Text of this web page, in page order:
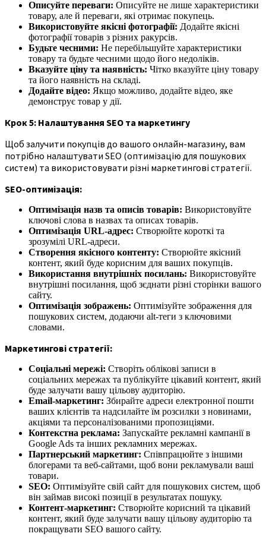
Описуйте переваги: Описуйте не лише характеристики
товару, але й переваги, які отримає покупець.
Використовуйте якісні фотографії: Додайте якісні
фотографії товарів з різних ракурсів.
Будьте чесними: Не перебільшуйте характеристики
товару та будьте чесними щодо його недоліків.
Вказуйте ціну та наявність: Чітко вказуйте ціну товару
та його наявність на складі.
Додайте відео: Якщо можливо, додайте відео, яке
демонструє товар у дії.
Крок 5: Налаштування SEO та маркетингу
Щоб залучити покупців до вашого онлайн-магазину, вам
потрібно налаштувати SEO (оптимізацію для пошукових
систем) та використовувати різні маркетингові стратегії.
SEO-оптимізація:
Оптимізація назв та описів товарів: Використовуйте
ключові слова в назвах та описах товарів.
Оптимізація URL-адрес: Створюйте короткі та
зрозумілі URL-адреси.
Створення якісного контенту: Створюйте якісний
контент, який буде корисним для ваших покупців.
Використання внутрішніх посилань: Використовуйте
внутрішні посилання, щоб зєднати різні сторінки вашого
сайту.
Оптимізація зображень: Оптимізуйте зображення для
пошукових систем, додаючи alt-теги з ключовими
словами.
Маркетингові стратегії:
Соціальні мережі: Створіть облікові записи в
соціальних мережах та публікуйте цікавий контент, який
буде залучати вашу цільову аудиторію.
Email-маркетинг: Збирайте адреси електронної пошти
ваших клієнтів та надсилайте їм розсилки з новинами,
акціями та персоналізованими пропозиціями.
Контекстна реклама: Запускайте рекламні кампанії в
Google Ads та інших рекламних мережах.
Партнерський маркетинг: Співпрацюйте з іншими
блогерами та веб-сайтами, щоб вони рекламували ваші
товари.
SEO: Оптимізуйте свій сайт для пошукових систем, щоб
він займав високі позиції в результатах пошуку.
Контент-маркетинг: Створюйте корисний та цікавий
контент, який буде залучати вашу цільову аудиторію та
покращувати SEO вашого сайту.